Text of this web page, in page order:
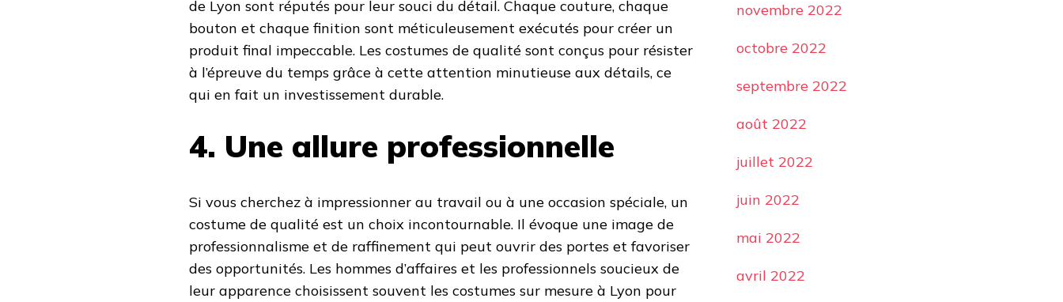
de Lyon sont réputés pour leur souci du détail. Chaque couture, chaque
bouton et chaque finition sont méticuleusement exécutés pour créer un
produit final impeccable. Les costumes de qualité sont conçus pour résister
à l’épreuve du temps grâce à cette attention minutieuse aux détails, ce
qui en fait un investissement durable.
4. Une allure professionnelle
Si vous cherchez à impressionner au travail ou à une occasion spéciale, un
costume de qualité est un choix incontournable. Il évoque une image de
professionnalisme et de raffinement qui peut ouvrir des portes et favoriser
des opportunités. Les hommes d’affaires et les professionnels soucieux de
leur apparence choisissent souvent les costumes sur mesure à Lyon pour
novembre 2022
octobre 2022
septembre 2022
août 2022
juillet 2022
juin 2022
mai 2022
avril 2022